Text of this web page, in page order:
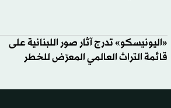
«اليونيسكو» تدرج آثار صور اللبنانية على
قائمة التراث العالمي المعرّض للخطر